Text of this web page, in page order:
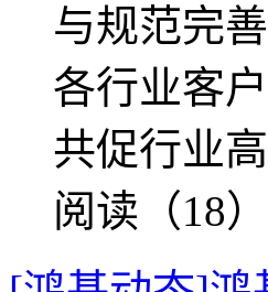
与规范完
各行业客
共促行业
阅读（18）